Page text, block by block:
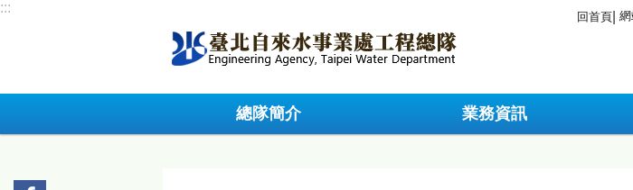
跳到主要內容區塊
:::
回首頁
總隊簡介 業務資訊